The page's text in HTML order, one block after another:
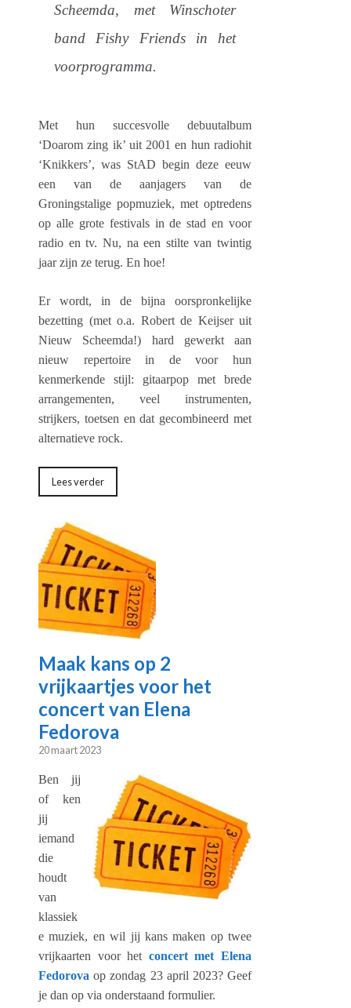
Scheemda, met Winschoter
band Fishy Friends in het
voorprogramma.
Met hun succesvolle debuutalbum
‘Doarom zing ik’ uit 2001 en hun radiohit
‘Knikkers’, was StAD begin deze eeuw
een van de aanjagers van de
Groningstalige popmuziek, met optredens
op alle grote festivals in de stad en voor
radio en tv. Nu, na een stilte van twintig
jaar zijn ze terug. En hoe!
Er wordt, in de bijna oorspronkelijke
bezetting (met o.a. Robert de Keijser uit
Nieuw Scheemda!) hard gewerkt aan
nieuw repertoire in de voor hun
kenmerkende stijl: gitaarpop met brede
arrangementen, veel instrumenten,
strijkers, toetsen en dat gecombineerd met
alternatieve rock.
Lees verder
Maak kans op 2
vrijkaartjes voor het
concert van Elena
Fedorova
20 maart 2023
Ben jij
of ken
jij
iemand
die
houdt
van
klassiek
e muziek, en wil jij kans maken op twee
vrijkaarten voor het concert met Elena
Fedorova op zondag 23 april 2023? Geef
je dan op via onderstaand formulier.